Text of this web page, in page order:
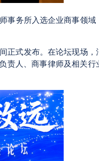
事务所入选企业商事领域
正式发布。在论坛现场，
责人、商事律师及相关行